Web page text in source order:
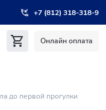
+7 (812) 318-318-9
Онлайн оплата
до первой прогулки